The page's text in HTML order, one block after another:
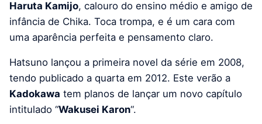
Haruta Kamijo, calouro do ensino médio e amigo de
infância de Chika. Toca trompa, e é um cara com
uma aparência perfeita e pensamento claro.
Hatsuno lançou a primeira novel da série em 2008,
tendo publicado a quarta em 2012. Este verão a
Kadokawa tem planos de lançar um novo capítulo
intitulado “Wakusei Karon“.